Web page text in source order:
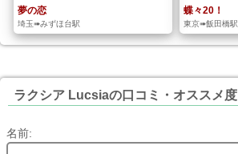
夢の恋
埼玉➠みずほ台駅
蝶々20！
東京➠飯田橋駅
ラクシア Lucsiaの口コミ・オススメ度
名前: